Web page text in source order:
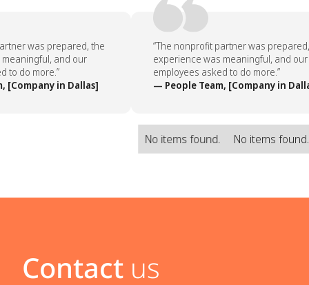
was prepared, the
and our
do more.”
in Dallas]
“The nonprofit partner was prepared,
experience was meaningful, and our
employees asked to do more.”
— People Team, [Company in
No items found. No items
Contact us